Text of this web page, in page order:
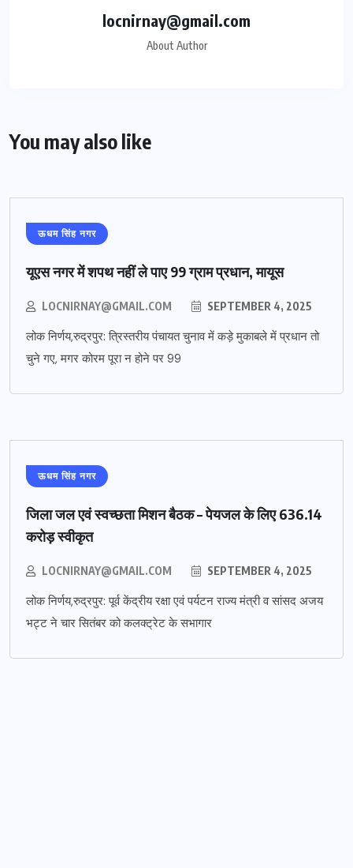
locnirnay@gmail.com
About Author
You may also like
ऊधम सिंह नगर
यूएस नगर में शपथ नहीं ले पाए 99 ग्राम प्रधान, मायूस
LOCNIRNAY@GMAIL.COM SEPTEMBER 4, 2025
लोक निर्णय,रुद्रपुर: त्रिस्तरीय पंचायत चुनाव में कड़े मुकाबले में प्रधान तो
चुने गए, मगर कोरम पूरा न होने पर 99
ऊधम सिंह नगर
जिला जल एवं स्वच्छता मिशन बैठक – पेयजल के लिए 636.14
करोड़ स्वीकृत
LOCNIRNAY@GMAIL.COM SEPTEMBER 4, 2025
लोक निर्णय,रुद्रपुर: पूर्व केंद्रीय रक्षा एवं पर्यटन राज्य मंत्री व सांसद अजय
भट्ट ने चार सितंबर को कलक्ट्रेट के सभागार